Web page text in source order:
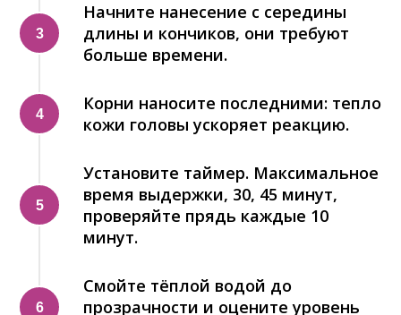
Начните нанесение с середины
длины и кончиков, они требуют
больше времени.
Корни наносите последними: тепло
кожи головы ускоряет реакцию.
Установите таймер. Максимальное
время выдержки, 30, 45 минут,
проверяйте прядь каждые 10
минут.
Смойте тёплой водой до
прозрачности и оцените уровень